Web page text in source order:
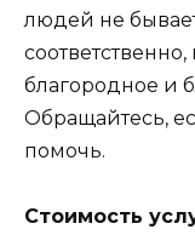
людей не
благородное и
Обращайтесь,
помочь.
Стоимость